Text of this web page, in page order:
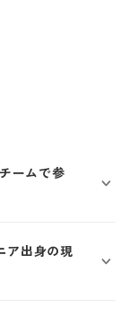
ームで参
ア出身の現